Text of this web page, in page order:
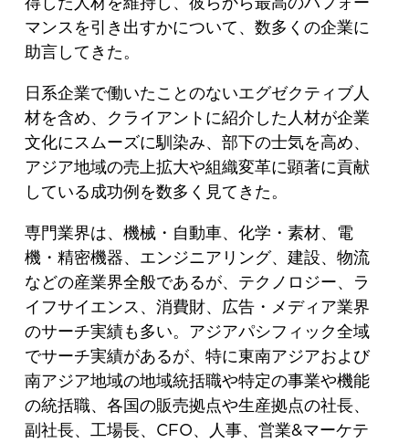
マンスを引き出すかについて、数多くの企業に
助言してきた。
日系企業で働いたことのないエグゼクティブ人
材を含め、クライアントに紹介した人材が企業
文化にスムーズに馴染み、部下の士気を高め、
アジア地域の売上拡大や組織変革に顕著に貢献
している成功例を数多く見てきた。
専門業界は、機械・自動車、化学・素材、電
機・精密機器、エンジニアリング、建設、物流
などの産業界全般であるが、テクノロジー、ラ
イフサイエンス、消費財、広告・メディア業界
のサーチ実績も多い。アジアパシフィック全域
でサーチ実績があるが、特に東南アジアおよび
南アジア地域の地域統括職や特定の事業や機能
の統括職、各国の販売拠点や生産拠点の社長、
副社長、工場長、CFO、人事、営業&マーケテ